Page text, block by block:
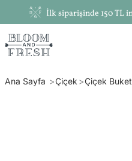
İlk siparişinde 150 TL
Ana Sayfa Çiçek Çiçek